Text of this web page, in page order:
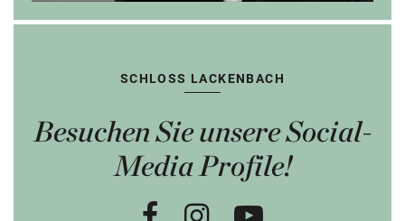
SCHLOSS LACKENBACH
Besuchen Sie unsere Social-
Media Profile!
FacebookInstagram